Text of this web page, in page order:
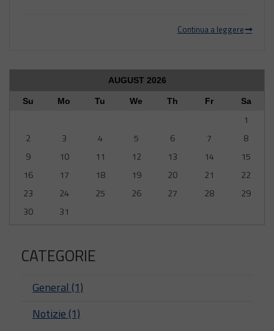
Continua a leggere
AUGUST 2026
Su Mo Tu We Th Fr Sa
1
2
3 4 5 6 7
8
9
10 11 12 13 14
15
16
17 18 19 20 21
22
23
24 25 26 27 28
29
30
31
CATEGORIE
General (1)
Notizie (1)